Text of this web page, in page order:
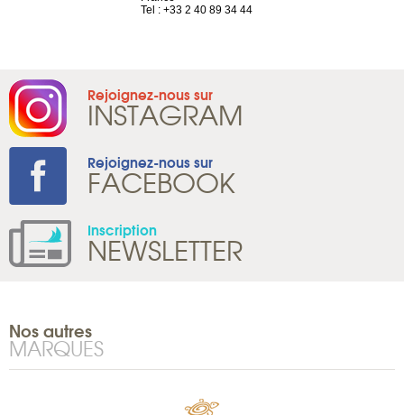
Tel : +33 2 40 89 34 44
Rejoignez-nous sur
INSTAGRAM
Rejoignez-nous sur
FACEBOOK
Inscription
NEWSLETTER
Nos autres
MARQUES